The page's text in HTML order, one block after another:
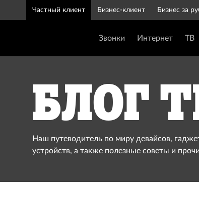
Частный клиент Бизнес-клиент Бизнес за
Звонки Интернет ТВ
Блог
Наш путеводитель по миру девайсов,
устройств, а также полезные советы и